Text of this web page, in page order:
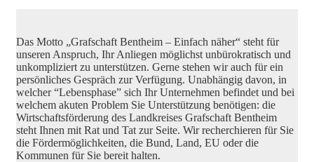
Das Motto „Grafschaft Bentheim – Einfach näher“ steht für
unseren Anspruch, Ihr Anliegen möglichst unbürokratisch und
unkompliziert zu unterstützen. Gerne stehen wir auch für ein
persönliches Gespräch zur Verfügung. Unabhängig davon, in
welcher “Lebensphase” sich Ihr Unternehmen befindet und bei
welchem akuten Problem Sie Unterstützung benötigen: die
Wirtschaftsförderung des Landkreises Grafschaft Bentheim
steht Ihnen mit Rat und Tat zur Seite. Wir recherchieren für Sie
die Fördermöglichkeiten, die Bund, Land, EU oder die
Kommunen für Sie bereit halten.